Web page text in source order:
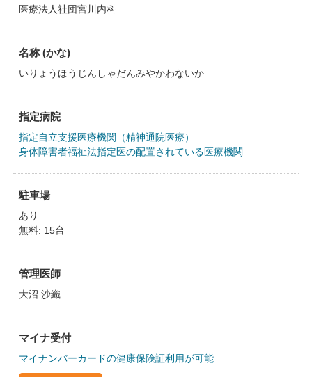
医療法人社団宮川内科
名称 (かな)
いりょうほうじんしゃだんみやかわないか
指定病院
指定自立支援医療機関（精神通院医療）
身体障害者福祉法指定医の配置されている医療機関
駐車場
あり
無料: 15台
管理医師
大沼 沙織
マイナ受付
マイナンバーカードの健康保険証利用が可能